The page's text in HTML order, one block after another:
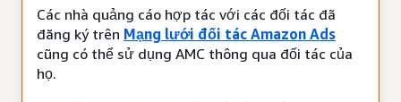
Các nhà quảng cáo hợp tác với các đối tác đã
đăng ký trên Mạng lưới đối tác Amazon Ads
cũng có thể sử dụng AMC thông qua đối tác của
họ.